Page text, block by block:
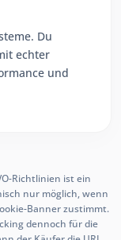
Du
echter
und
Richtlinien ist ein
nur möglich, wenn
Banner zustimmt.
dennoch für die